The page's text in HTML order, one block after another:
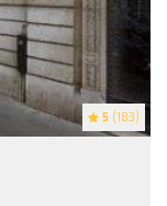
5 (183)